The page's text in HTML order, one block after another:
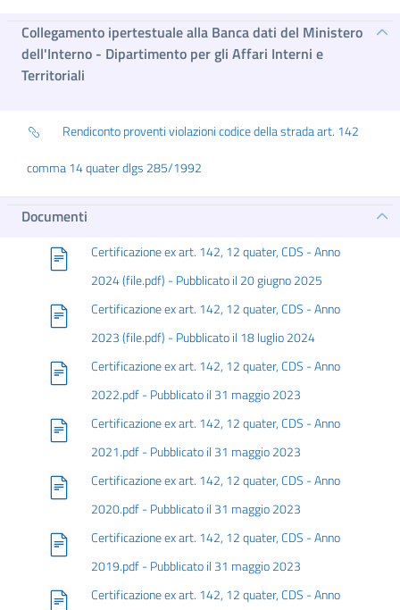
Collegamento ipertestuale alla Banca dati del Ministero
dell'Interno - Dipartimento per gli Affari Interni e
Territoriali
Rendiconto proventi violazioni codice della strada art. 142
comma 14 quater dlgs 285/1992
Documenti
Certificazione ex art. 142, 12 quater, CDS - Anno
2024 (file.pdf) - Pubblicato il 20 giugno 2025
Certificazione ex art. 142, 12 quater, CDS - Anno
2023 (file.pdf) - Pubblicato il 18 luglio 2024
Certificazione ex art. 142, 12 quater, CDS - Anno
2022.pdf - Pubblicato il 31 maggio 2023
Certificazione ex art. 142, 12 quater, CDS - Anno
2021.pdf - Pubblicato il 31 maggio 2023
Certificazione ex art. 142, 12 quater, CDS - Anno
2020.pdf - Pubblicato il 31 maggio 2023
Certificazione ex art. 142, 12 quater, CDS - Anno
2019.pdf - Pubblicato il 31 maggio 2023
Certificazione ex art. 142, 12 quater, CDS - Anno